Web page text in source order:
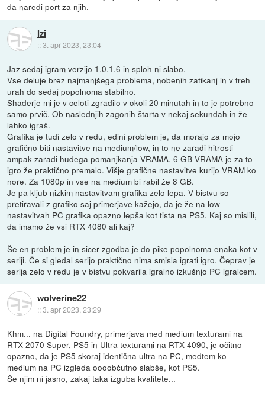
da naredi port za njih.
Izi
::3. apr 2023, 23:04
Jaz sedaj igram verzijo 1.0.1.6 in sploh ni slabo.
Vse deluje brez najmanjšega problema, nobenih zatikanj in v treh
urah do sedaj popolnoma stabilno.
Shaderje mi je v celoti zgradilo v okoli 20 minutah in to je potrebno
samo prvič. Ob naslednjih zagonih štarta v nekaj sekundah in že
lahko igraš.
Grafika je tudi zelo v redu, edini problem je, da morajo za mojo
grafično biti nastavitve na medium/low, in to ne zaradi hitrosti
ampak zaradi hudega pomanjkanja VRAMA. 6 GB VRAMA je za to
igro že praktično premalo. Višje grafične nastavitve kurijo VRAM ko
nore. Za 1080p in vse na medium bi rabil že 8 GB.
Je pa kljub nizkim nastavitvam grafika zelo lepa. V bistvu so
pretiravali z grafiko saj primerjave kažejo, da je že na low
nastavitvah PC grafika opazno lepša kot tista na PS5. Kaj so mislili,
da imamo že vsi RTX 4080 ali kaj?
Še en problem je in sicer zgodba je do pike popolnoma enaka kot v
seriji. Če si gledal serijo praktično nima smisla igrati igro. Čeprav je
serija zelo v redu je v bistvu pokvarila igralno izkušnjo PC igralcem.
wolverine22
::3. apr 2023, 23:29
Khm... na Digital Foundry, primerjava med medium texturami na
RTX 2070 Super, PS5 in Ultra texturami na RTX 4090, je očitno
opazno, da je PS5 skoraj identična ultra na PC, medtem ko
medium na PC izgleda oooobčutno slabše, kot PS5.
Še njim ni jasno, zakaj taka izguba kvalitete...